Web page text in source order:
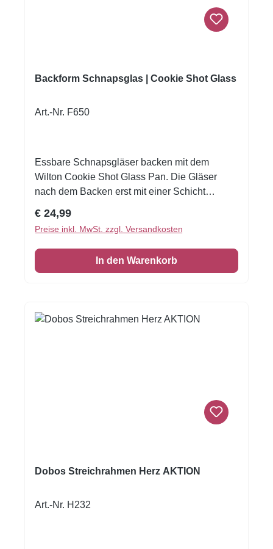
kreative Desserts✔ 12 Mulden für effiziente
Zubereitung✔ 80×27×21 mm (H), Volumen: 40
Törtchen, Gelees, Pralinen & mehrVerleihen
und Perfektion mit der Pastel40time PX3215S!
Backform Schnapsglas | Cookie Shot Glass
Art.-Nr. F650
Essbare Schnapsgläser backen mit dem
Wilton Cookie Shot Glass Pan. Die Gläser
nach dem Backen erst mit einer Schicht
aushärten lassen und danach mit Ihrem
Lieblingsgetränk füllen. Mit der Backform
können sie 6 Shotgläser gleichzeitig backen.
Spülmaschinengeeignet. Antihaftbeschichtet.
Regulärer Preis:
€ 24,99
Preise inkl. MwSt. zzgl. Versandkosten
In den Warenkorb
Dobos Streichrahmen Herz AKTION
Art.-Nr. H232